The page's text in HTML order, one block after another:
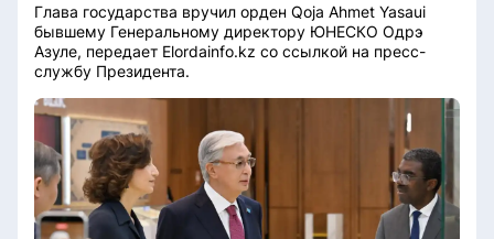
Глава государства вручил орден Qoja Ahmet Yasaui
бывшему Генеральному директору ЮНЕСКО Одрэ
Азуле, передает Elordainfo.kz со ссылкой на пресс-
службу Президента.